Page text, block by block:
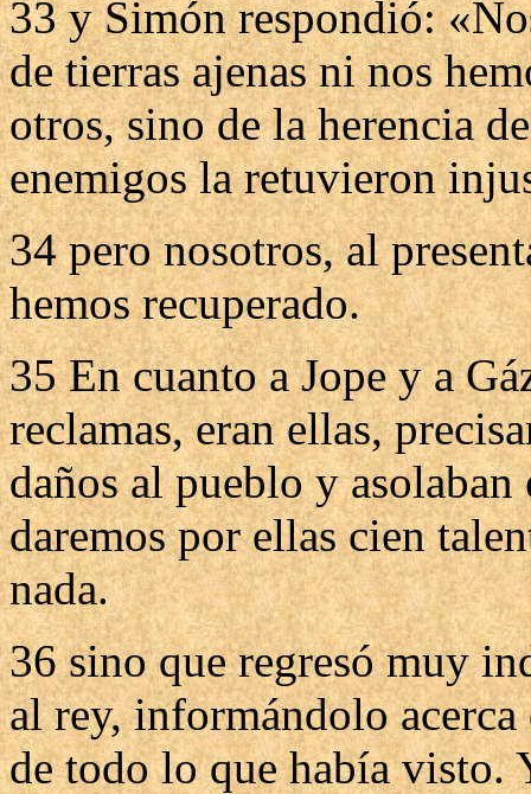
33 y Simón respondió:
de tierras ajenas ni nos
otros, sino de la herencia
enemigos la retuvieron
34 pero nosotros, al
hemos recuperado.
35 En cuanto a Jope y a
reclamas, eran ellas,
daños al pueblo y
daremos por ellas cien
nada.
36 sino que regresó muy
al rey, informándolo
de todo lo que había visto.